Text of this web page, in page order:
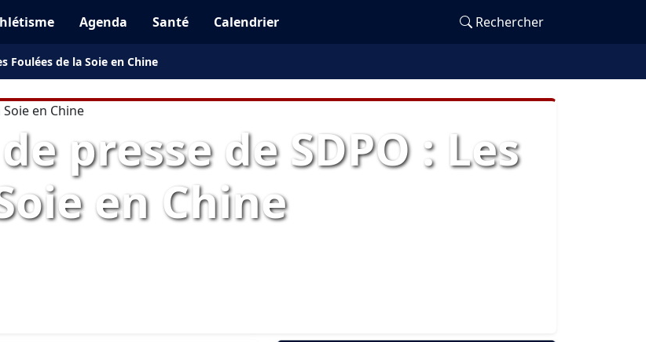
Agenda Santé Calendrier Rechercher
Foulées de la Soie en Chine
presse de SDPO : Les
en Chine